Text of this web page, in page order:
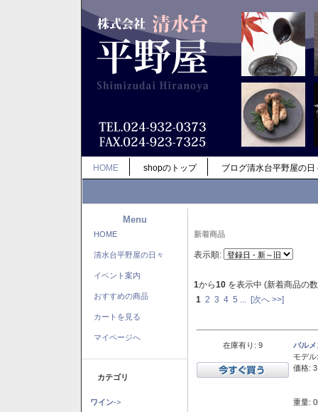
HOME shopのトップ ブログ清水台平野屋の日
Menu
HOME
清水台平野屋の日々
イベント案内
おすすめの商品
カートを見る
マイページへ
カテゴリ
ワイン->
新着商品
表示順:
1から10 を表示中 (新着商品の
1 2 3 4 5 [次へ >>]
在庫有り: 9
バル
モデル:
価格:
重量: